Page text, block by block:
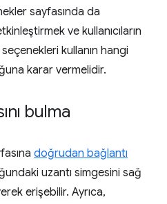
sayfasında da
ve kullanıcıların
kullanın hangi
karar vermelidir.
bulma
doğrudan bağlantı
uzantı simgesini sağ
erişebilir. Ayrıca,